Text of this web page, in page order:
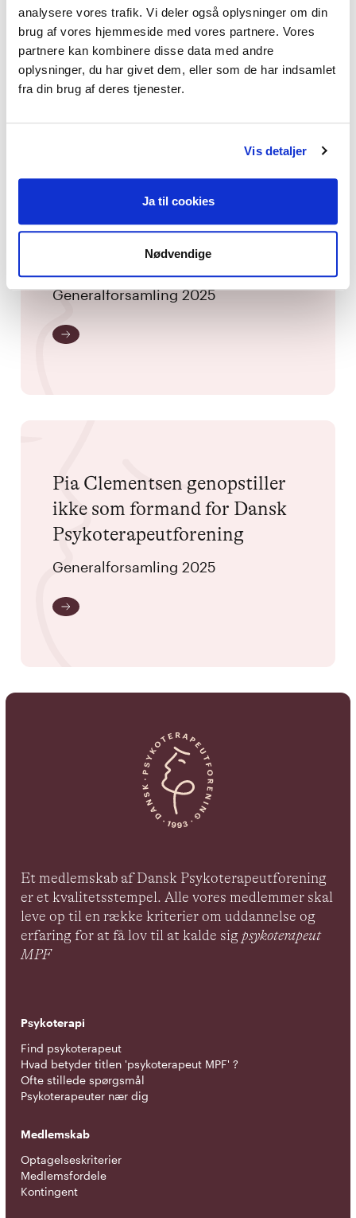
analysere vores trafik. Vi deler også oplysninger om din
brug af vores hjemmeside med vores partnere. Vores
partnere kan kombinere disse data med andre
oplysninger, du har givet dem, eller som de har indsamlet
fra din brug af deres tjenester.
Vis detaljer
Ja til cookies
Nødvendige
Stil op til bestyrelsen
Generalforsamling 2025
Stil op som formand
Generalforsamling 2025
Pia Clementsen genopstiller
ikke som formand for Dansk
Psykoterapeutforening
Generalforsamling 2025
Et medlemskab af Dansk Psykoterapeutforening
er et kvalitetsstempel. Alle vores medlemmer skal
leve op til en række kriterier om uddannelse og
erfaring for at få lov til at kalde sig psykoterapeut
MPF
Psykoterapi
Find psykoterapeut
Hvad betyder titlen 'psykoterapeut MPF' ?
Ofte stillede spørgsmål
Psykoterapeuter nær dig
Medlemskab
Optagelseskriterier
Medlemsfordele
Kontingent